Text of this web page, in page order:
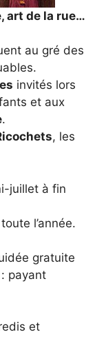
art de la rue…
au gré des
invités lors
et aux
.
, les
juillet à fin
l’année.
gratuite
payant
et